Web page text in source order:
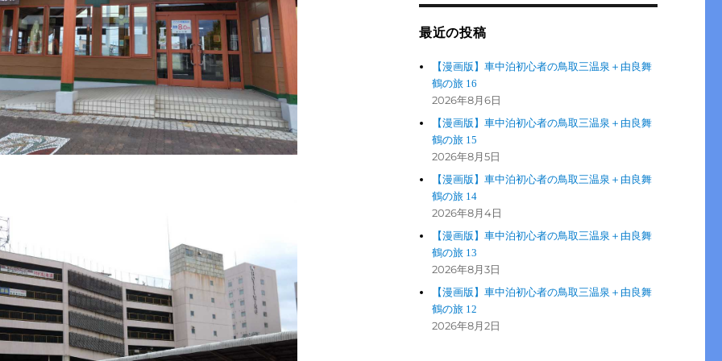
最近の投稿
【漫画版】車中泊初心者の鳥取三温泉＋由良舞
鶴の旅 16
2026年8月6日
【漫画版】車中泊初心者の鳥取三温泉＋由良舞
鶴の旅 15
2026年8月5日
【漫画版】車中泊初心者の鳥取三温泉＋由良舞
鶴の旅 14
2026年8月4日
【漫画版】車中泊初心者の鳥取三温泉＋由良舞
鶴の旅 13
2026年8月3日
【漫画版】車中泊初心者の鳥取三温泉＋由良舞
鶴の旅 12
2026年8月2日